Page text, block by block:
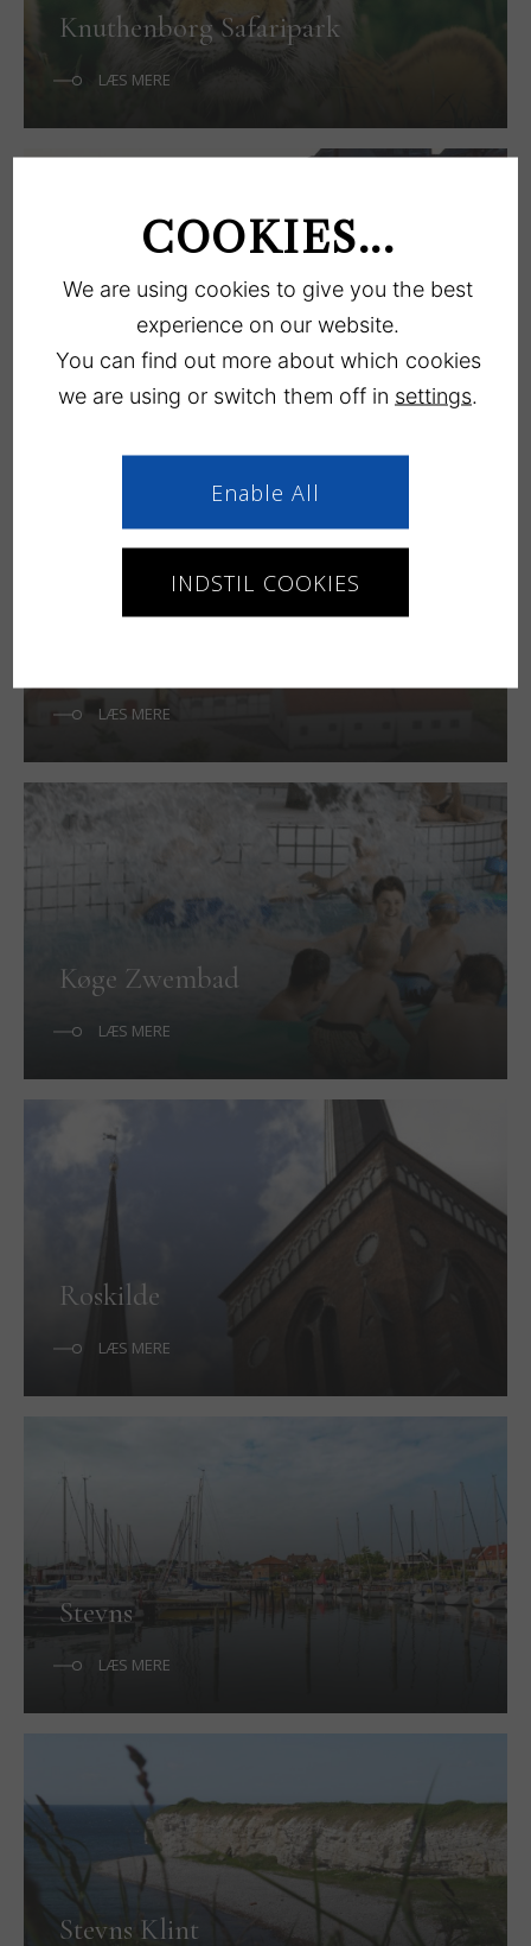
Knuthenborg Safaripark
LÆS MERE
Kopenhagen
LÆS MERE
LÆS MERE
Køge Zwembad
LÆS MERE
Roskilde
LÆS MERE
Stevns
LÆS MERE
Stevns Klint
COOKIES...
We are using cookies to give you the best
experience on our website.
You can find out more about which cookies
we are using or switch them off in settings
INDSTIL COOKIES
Enable All